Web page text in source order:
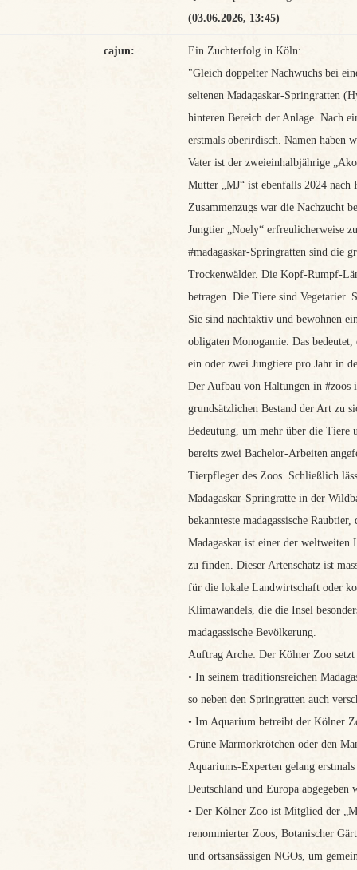
(03.06.2026, 13:45)
cajun:
Ein Zuchterfolg in Köln:
"Gleich doppelter Nachwuchs bei
seltenen Madagaskar-Springratten
hinteren Bereich der Anlage. Nach
erstmals oberirdisch. Namen haben
Vater ist der zweieinhalbjährige
Mutter „MJ“ ist ebenfalls 2024 nach
Zusammenzugs war die Nachzucht
Jungtier „Noely“ erfreulicherweise
#madagaskar-Springratten sind die
Trockenwälder. Die Kopf-Rumpf-
betragen. Die Tiere sind Vegetarier.
Sie sind nachtaktiv und bewohnen
obligaten Monogamie. Das
ein oder zwei Jungtiere pro Jahr in
Der Aufbau von Haltungen in #zoos
grundsätzlichen Bestand der Art zu
Bedeutung, um mehr über die Tiere
bereits zwei Bachelor-Arbeiten
Tierpfleger des Zoos. Schließlich
Madagaskar-Springratte in der
bekannteste madagassische
Madagaskar ist einer der
zu finden. Dieser Artenschatz ist
für die lokale Landwirtschaft oder
Klimawandels, die die Insel
madagassische Bevölkerung.
Auftrag Arche: Der Kölner Zoo setzt
• In seinem traditionsreichen
so neben den Springratten auch
• Im Aquarium betreibt der Kölner
Grüne Marmorkrötchen oder den
Aquariums-Experten gelang
Deutschland und Europa abgegeben
• Der Kölner Zoo ist Mitglied der
renommierter Zoos, Botanischer
und ortsansässigen NGOs, um